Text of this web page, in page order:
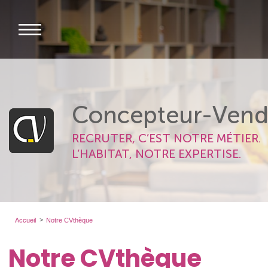
Concepteur-
RECRUTER, C’EST NOTRE MÉTIER.
L’HABITAT, NOTRE EXPERTISE.
Accueil Notre CVthèque
Notre CVthèque